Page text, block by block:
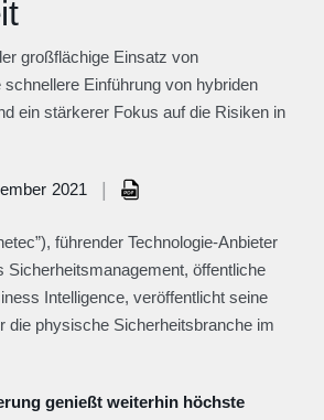
großflächige Einsatz von
Einführung von hybriden
ein stärkerer Fokus auf die Risiken in
2021
führender Technologie-Anbieter
Sicherheitsmanagement, öffentliche
Intelligence, veröffentlicht seine
die physische Sicherheitsbranche im
genießt weiterhin höchste